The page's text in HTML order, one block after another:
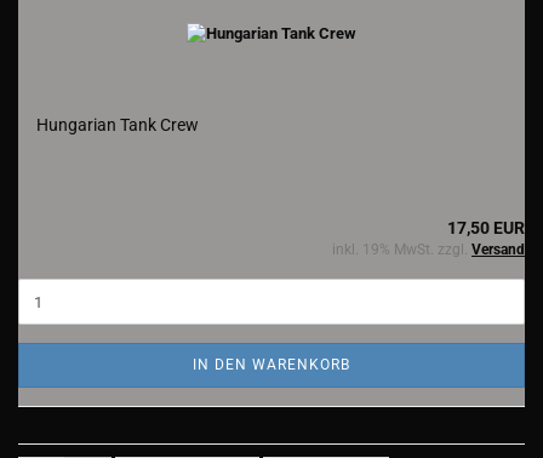
Hungarian Tank Crew
17,50 EUR
inkl. 19% MwSt. zzgl. Versand
IN DEN WARENKORB